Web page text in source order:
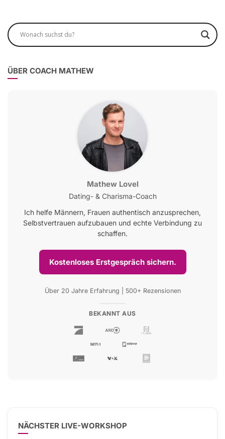
ÜBER COACH MATHEW
Mathew Lovel
Dating- & Charisma-Coach
Ich helfe Männern, Frauen authentisch anzusprechen,
Selbstvertrauen aufzubauen und echte Verbindung zu
schaffen.
Kostenloses Erstgespräch sichern.
Über 20 Jahre Erfahrung | 500+ Rezensionen
BEKANNT AUS
NÄCHSTER LIVE-WORKSHOP